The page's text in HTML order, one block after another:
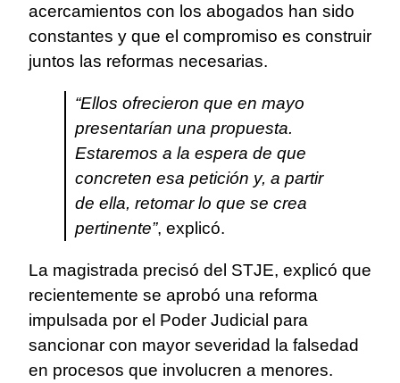
acercamientos con los abogados han sido
constantes y que el compromiso es construir
juntos las reformas necesarias.
“Ellos ofrecieron que en mayo
presentarían una propuesta.
Estaremos a la espera de que
concreten esa petición y, a partir
de ella, retomar lo que se crea
pertinente”, explicó.
La magistrada precisó del STJE, explicó que
recientemente se aprobó una reforma
impulsada por el Poder Judicial para
sancionar con mayor severidad la falsedad
en procesos que involucren a menores.